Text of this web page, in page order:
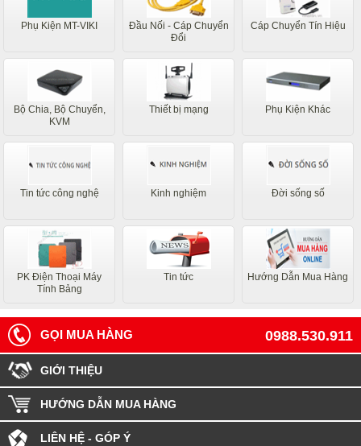
Phụ Kiện MT-VIKI
Đầu Nối - Cáp Chuyển
Đổi
Cáp Chuyển Tín Hiệu
Bộ Chia, Bộ Chuyển,
KVM
Thiết bị mạng Phụ Kiện Khác
Tin tức công nghệ Kinh nghiệm Đời sống số
PK Điện Thoại Máy
Tính Bảng
Tin tức Hướng Dẫn Mua Hàng
0988.530.911
GỌI MUA HÀNG
GIỚI THIỆU
HƯỚNG DẪN MUA HÀNG
LIÊN HỆ - GÓP Ý